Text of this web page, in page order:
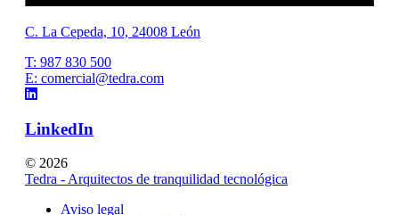
C. La Cepeda, 10, 24008 León
T: 987 830 500
E: comercial@tedra.com
LinkedIn
© 2026
Tedra - Arquitectos de tranquilidad tecnológica
Aviso legal